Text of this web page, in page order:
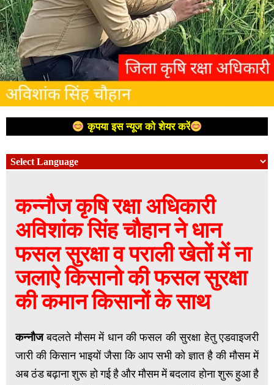
कृपया इस न्यूज को शेयर करें
कन्नौज कृषि रक्षा अधिकारी
अविशांक सिंह चौहान ने धान
फसल सुरक्षा व पराली खेतों में ना
जलाऐ किसानो की फसल सुरक्षा
की कमान किसानों के साथ
कन्नौजबदलते मौसम में धान की फसल की सुरक्षा हेतु एडवाइजरी
जारी की किसान भाइयों जैसा कि आप सभी को ज्ञात है की मौसम में
अब ठंड बढ़ाना शुरू हो गई है और मौसम में बदलाव होना शुरू हुआ है